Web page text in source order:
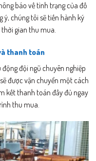
báo về tình trạng của đồ
ý, chúng tôi sẽ tiến hành ký
gian thu mua.
thanh toán
đội ngũ chuyên nghiệp
được vận chuyển một cách
kết thanh toán đầy đủ ngay
thu mua.